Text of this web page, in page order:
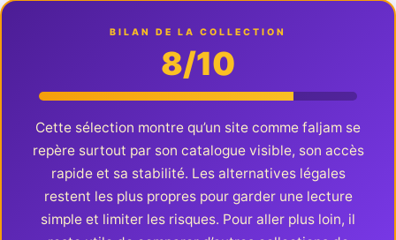
BILAN DE LA COLLECTION
8/10
Cette sélection montre qu’un site comme faljam se
repère surtout par son catalogue visible, son accès
rapide et sa stabilité. Les alternatives légales
restent les plus propres pour garder une lecture
simple et limiter les risques. Pour aller plus loin, il